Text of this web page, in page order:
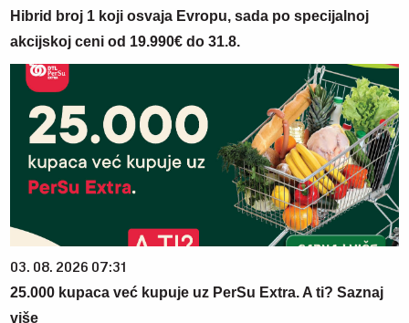
Hibrid broj 1 koji osvaja Evropu, sada po specijalnoj
akcijskoj ceni od 19.990€ do 31.8.
03. 08. 2026 07:31
25.000 kupaca već kupuje uz PerSu Extra. A ti? Saznaj
više